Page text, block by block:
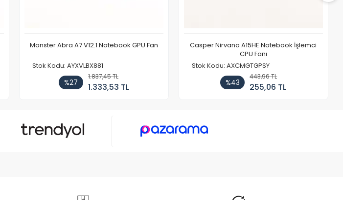
Monster Abra A7 V12.1 Notebook GPU Fan
Stok Kodu: AYXVLBX881
%27
1.837,45 TL
1.333,53 TL
Casper Nirvana A15HE Notebook İşlemci
CPU Fanı
Stok Kodu: AXCMGTGPSY
%43
443,96 TL
255,06 TL